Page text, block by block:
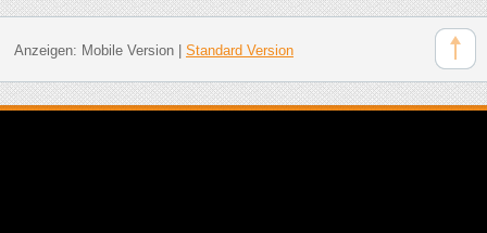
Anzeigen: Mobile Version| Standard Version